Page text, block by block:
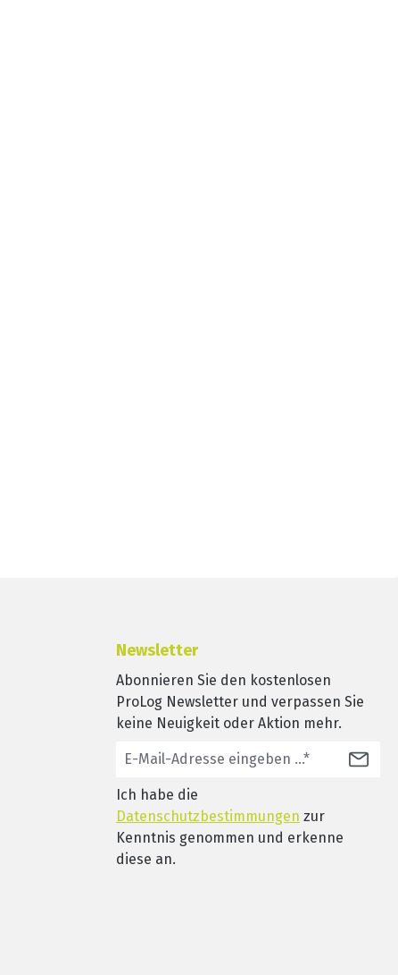
Newsletter
Abonnieren Sie den kostenlosen
ProLog Newsletter und verpassen Sie
keine Neuigkeit oder Aktion mehr.
Ich habe die
Datenschutzbestimmungen zur
Kenntnis genommen und erkenne
diese an.